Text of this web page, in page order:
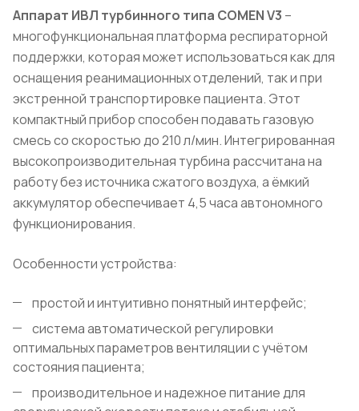
Аппарат ИВЛ турбинного типа COMENV3 –
многофункциональная платформа респираторной
поддержки, которая может использоваться как для
оснащения реанимационных отделений, так и при
экстренной транспортировке пациента. Этот
компактный прибор способен подавать газовую
смесь со скоростью до 210 л/мин. Интегрированная
высокопроизводительная турбина рассчитана на
работу без источника сжатого воздуха, а ёмкий
аккумулятор обеспечивает 4,5 часа автономного
функционирования.
Особенности устройства:
простой и интуитивно понятный интерфейс;
система автоматической регулировки
оптимальных параметров вентиляции с учётом
состояния пациента;
производительное и надежное питание для